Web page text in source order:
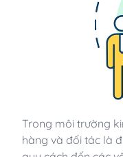
Trong môi trường
hàng và đối tác là